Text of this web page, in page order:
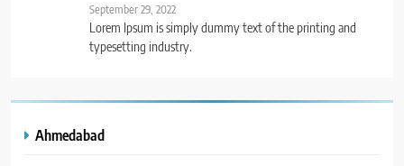
September 29, 2022
Lorem Ipsum is simply dummy text of the printing and
typesetting industry.
Ahmedabad